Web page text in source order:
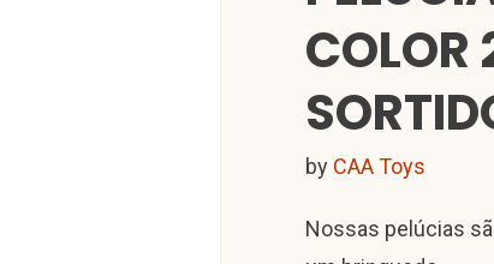
COLOR
by CAA Toys
Nossas pelúcias